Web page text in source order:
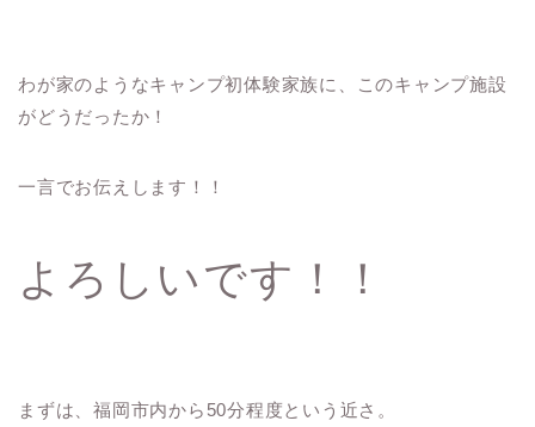
わが家のようなキャンプ初体験家族に、このキャンプ施設
がどうだったか！
一言でお伝えします！！
よろしいです！！
まずは、福岡市内から50分程度という近さ。